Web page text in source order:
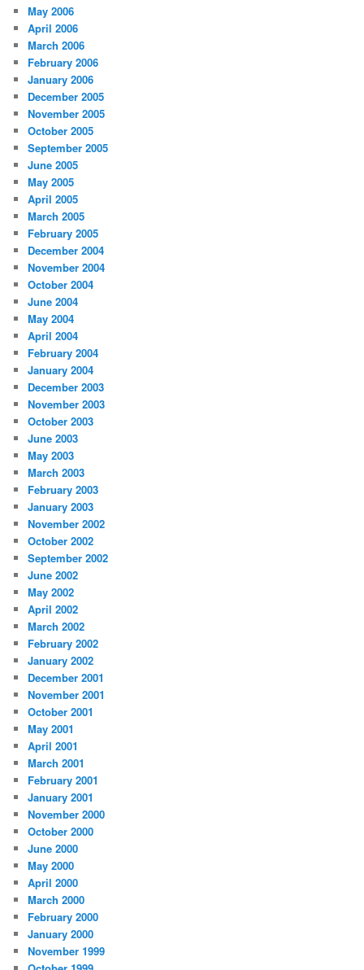
May 2006
April 2006
March 2006
February 2006
January 2006
December 2005
November 2005
October 2005
September 2005
June 2005
May 2005
April 2005
March 2005
February 2005
December 2004
November 2004
October 2004
June 2004
May 2004
April 2004
February 2004
January 2004
December 2003
November 2003
October 2003
June 2003
May 2003
March 2003
February 2003
January 2003
November 2002
October 2002
September 2002
June 2002
May 2002
April 2002
March 2002
February 2002
January 2002
December 2001
November 2001
October 2001
May 2001
April 2001
March 2001
February 2001
January 2001
November 2000
October 2000
June 2000
May 2000
April 2000
March 2000
February 2000
January 2000
November 1999